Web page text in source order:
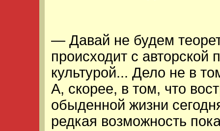
— Давай не будем
происходит с авторской
культурой... Дело не в
А, скорее, в том, что
обыденной жизни
редкая возможность